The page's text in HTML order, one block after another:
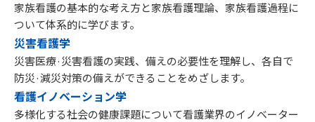
家族看護の基本的な考え方と家族看護理論、家族看護過程に
ついて体系的に学びます。
災害看護学
災害医療·災害看護の実践、備えの必要性を理解し、各自で
防災·減災対策の備えができることをめざします。
看護イノベーション学
多様化する社会の健康課題について看護業界のイノベーター